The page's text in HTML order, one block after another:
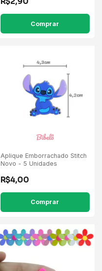
Comprar
Aplique Emborrachado Stitch
Novo - 5 Unidades
R$4,00